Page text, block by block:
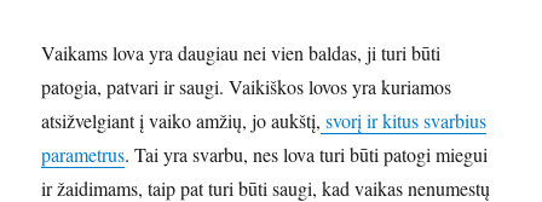
Vaikams lova yra daugiau nei vien baldas, ji turi būti
patogia, patvari ir saugi. Vaikiškos lovos yra kuriamos
atsižvelgiant į vaiko amžių, jo aukštį, svorį ir kitus svarbius
parametrus. Tai yra svarbu, nes lova turi būti patogi miegui
ir žaidimams, taip pat turi būti saugi, kad vaikas nenumestų